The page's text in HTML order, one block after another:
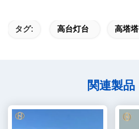
タグ: 高台灯台 高塔塔
関連製品